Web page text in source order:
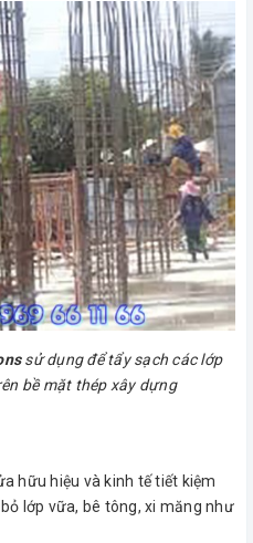
sử dụng để tẩy sạch các lớp
bề mặt thép xây dựng
hữu hiệu và kinh tế tiết kiệm
lớp vữa, bê tông, xi măng như